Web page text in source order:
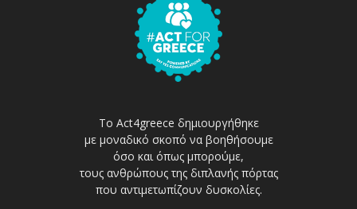
Το Act4greece δημιουργήθηκε
με μοναδικό σκοπό να βοηθήσουμε
όσο και όπως μπορούμε,
τους ανθρώπους της διπλανής πόρτας
που αντιμετωπίζουν δυσκολίες.